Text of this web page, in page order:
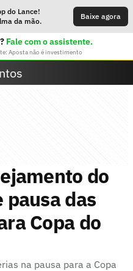
do Lance!
da mão.
Baixe agora
Fale com o assistente.
Aposta não é investimento
do
das
Copa do
na pausa para a Copa